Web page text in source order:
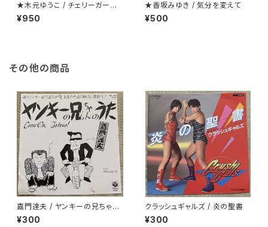
★木元ゆうこ / チェリーガーデ
ン(桜の園)
¥950
★香坂みゆき / 気分を変えて
¥500
その他の商品
嘉門達夫 / ヤンキーの兄ちゃん
のうた
¥300
クラッシュギャルズ / 炎の聖書
¥300